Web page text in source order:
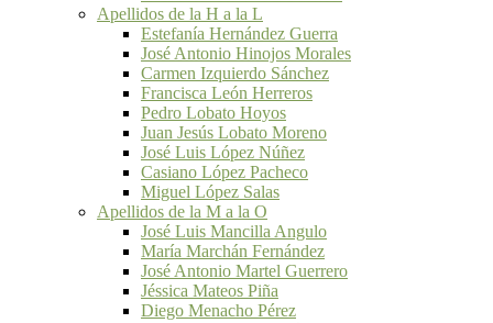
Apellidos de la H a la L
Estefanía Hernández Guerra
José Antonio Hinojos Morales
Carmen Izquierdo Sánchez
Francisca León Herreros
Pedro Lobato Hoyos
Juan Jesús Lobato Moreno
José Luis López Núñez
Casiano López Pacheco
Miguel López Salas
Apellidos de la M a la O
José Luis Mancilla Angulo
María Marchán Fernández
José Antonio Martel Guerrero
Jéssica Mateos Piña
Diego Menacho Pérez